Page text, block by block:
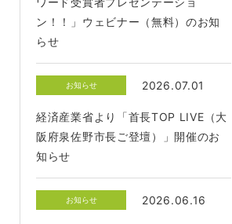
ン！！」ウェビナー（無料）のお知
らせ
お知らせ 2026.07.01
経済産業省より「首長TOP LIVE（大
阪府泉佐野市長ご登壇）」開催のお
知らせ
お知らせ 2026.06.16